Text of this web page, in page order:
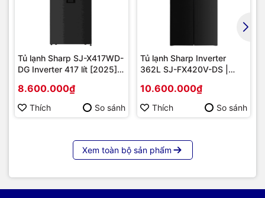
Tủ lạnh Sharp SJ-X417WD-
DG Inverter 417 lít [2025] |
8.600.000₫
Thích So sánh
Tủ lạnh Sharp Inverter
362L SJ-FX420V-DS |
10.600.000₫
Thích So sánh
Xem toàn bộ sản phẩm